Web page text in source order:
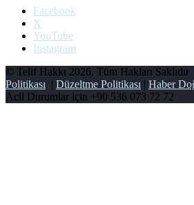
Facebook
X
YouTube
Instagram
© Telif Hakkı 2026, Tüm Hakları Saklıdır
Politikası | Düzeltme Politikası | Haber
Acil Durumlar için +90 536 073 72 72